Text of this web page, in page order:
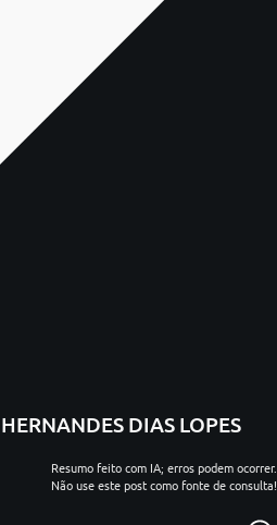
DIAS LOPES
Resumo feito com IA; erros podem ocorrer.
Não use este post como fonte de consulta!